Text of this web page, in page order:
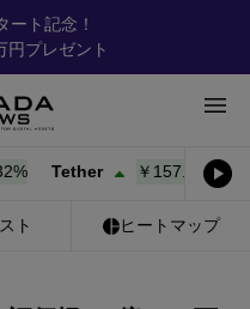
ート記念！
円プレゼント
Tether ￥157.85 0.00%
ト ヒートマップ